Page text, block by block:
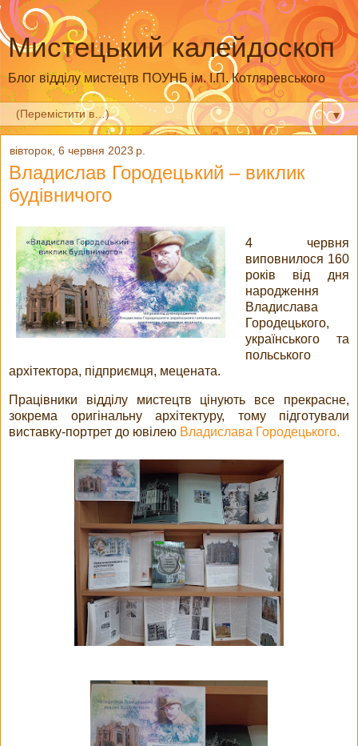
Мистецький калейдоскоп
Блог відділу мистецтв ПОУНБ ім. І.П. Котляревського
▼
вівторок, 6 червня 2023 р.
Владислав Городецький – виклик
будівничого
4 червня
виповнилося 160
років від дня
народження
Владислава
Городецького,
українського та
польського
архітектора, підприємця, мецената.
Працівники відділу мистецтв цінують все прекрасне,
зокрема оригінальну архітектуру, тому підготували
виставку-портрет до ювілею Владислава Городецького.